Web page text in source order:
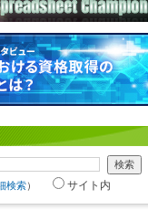
検索） サイト内